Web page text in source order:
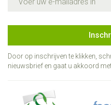
Door op inschrijven te klikken,
nieuwsbrief en gaat u akkoord